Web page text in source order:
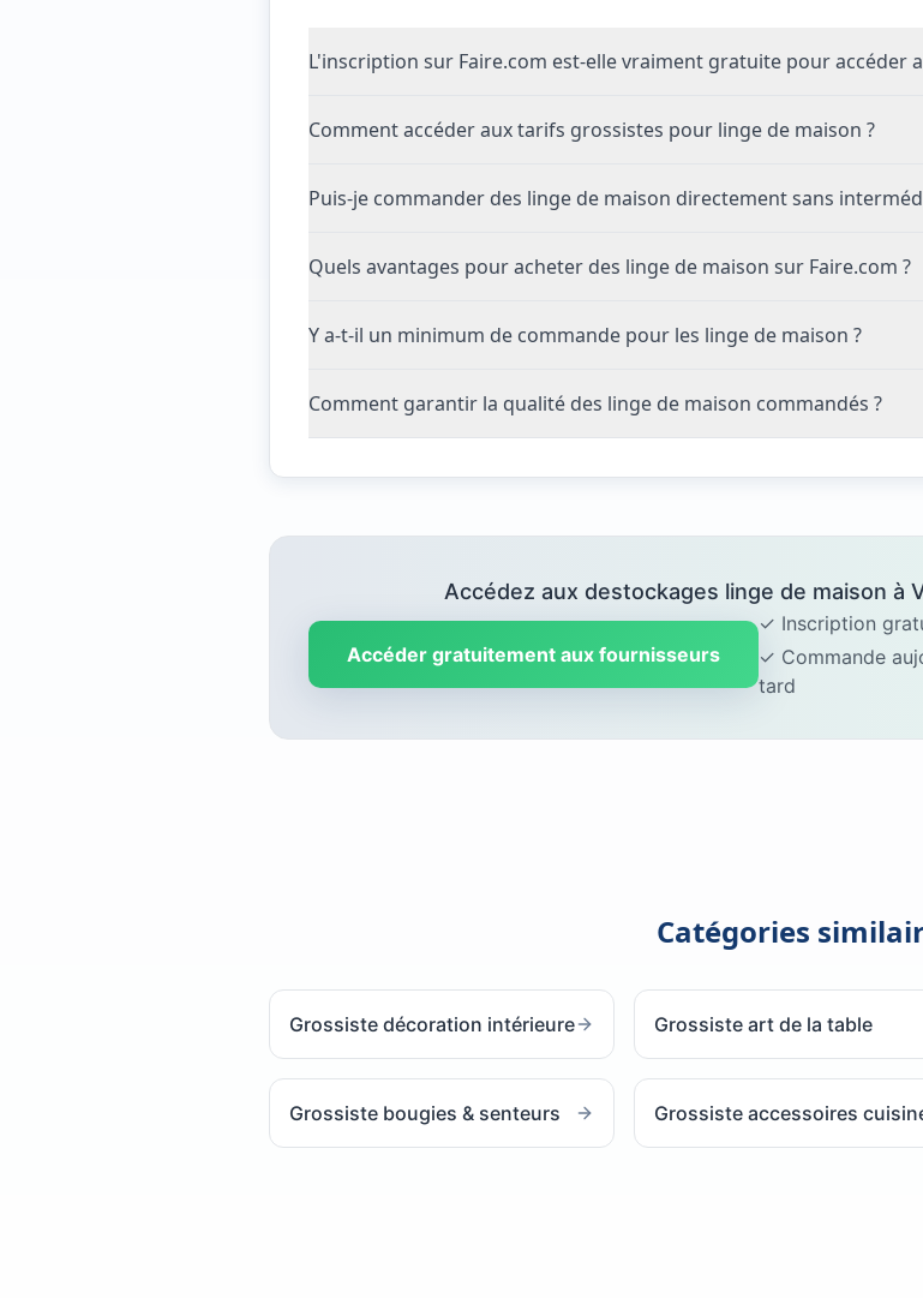
L'inscription sur Faire.com est-elle vraiment gratuite pour accéder
Comment accéder aux tarifs grossistes pour linge de maison ?
Puis-je commander des linge de maison directement sans
Quels avantages pour acheter des linge de maison sur Faire.com ?
Y a-t-il un minimum de commande pour les linge de maison ?
Comment garantir la qualité des linge de maison commandés ?
Accédez aux destockages linge de maison à
Accéder gratuitement aux fournisseurs
✓ Inscription
✓ Commande
tard
Catégories
Grossiste décoration intérieure Grossiste art de la table
Grossiste bougies & senteurs Grossiste accessoires